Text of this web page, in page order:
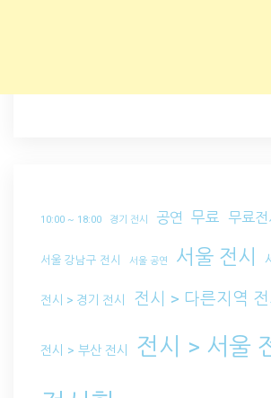
10:00 ~ 18:00 경기 전시 공연 무료 무료전
서울 강남구 전시 서울 공연 서울 전시
전시 > 경기 전시 전시 > 다른지역 전
전시 > 부산 전시 전시 > 서울